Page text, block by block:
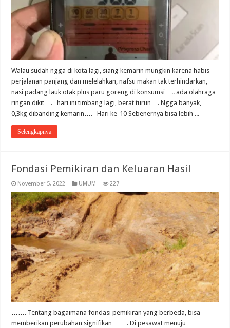
Walau sudah ngga di kota lagi, siang kemarin mungkin karena habis
perjalanan panjang dan melelahkan, nafsu makan tak terhindarkan,
nasi padang lauk otak plus paru goreng di konsumsi….. ada olahraga
ringan dikit…. hari ini timbang lagi, berat turun…. Ngga banyak,
0,3kg dibanding kemarin…. Hari ke-10 Sebenernya bisa lebih ...
Selengkapnya
Fondasi Pemikiran dan Keluaran Hasil
November 5, 2022 UMUM 227
……. Tentang bagaimana fondasi pemikiran yang berbeda, bisa
memberikan perubahan signifikan ……. Di pesawat menuju